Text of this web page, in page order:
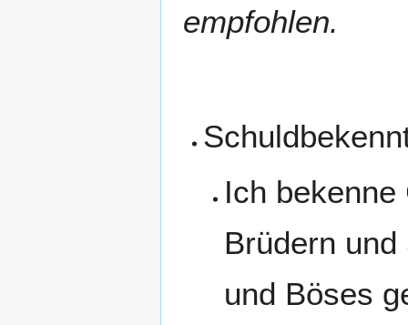
empfohlen.
Ich
Brüdern
und Böses